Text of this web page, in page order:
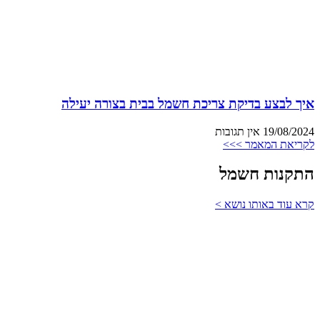
איך לבצע בדיקת צריכת חשמל בבית בצורה יעילה
19/08/2024 אין תגובות
לקריאת המאמר >>>
התקנות חשמל
קרא עוד באותו נושא >